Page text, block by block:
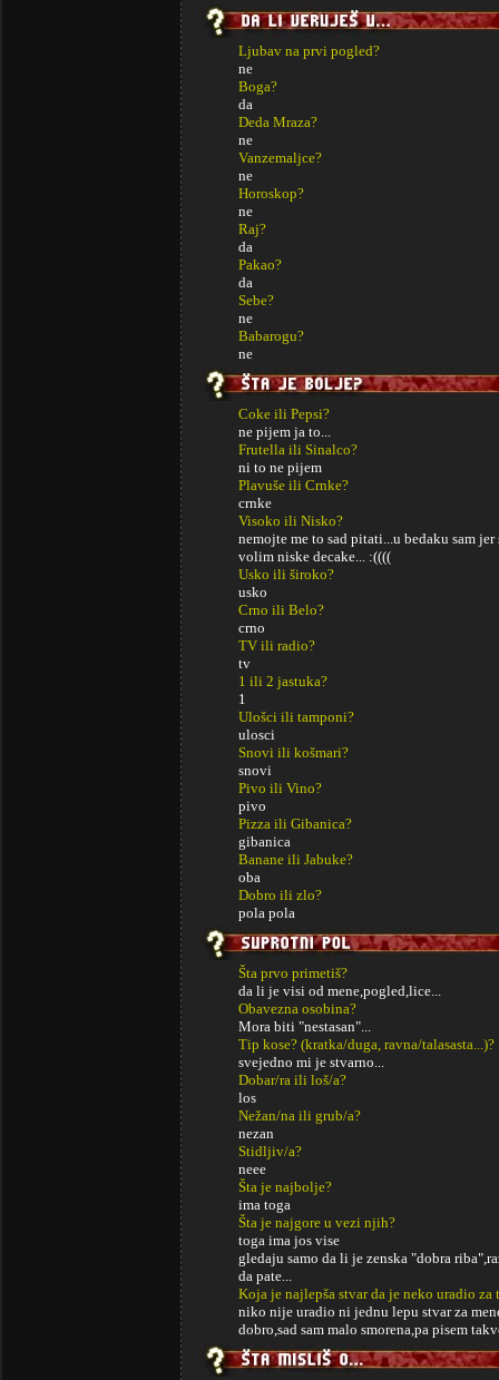
Ljubav na prvi pogled?
ne
Boga?
da
Deda Mraza?
ne
Vanzemaljce?
ne
Horoskop?
ne
Raj?
da
Pakao?
da
Sebe?
ne
Babarogu?
ne
Coke ili Pepsi?
ne pijem ja to...
Frutella ili Sinalco?
ni to ne pijem
Plavuše ili Crnke?
crnke
Visoko ili Nisko?
nemojte me to sad pitati...u bedaku sam
volim niske decake... :((((
Usko ili široko?
usko
Crno ili Belo?
crno
TV ili radio?
tv
1 ili 2 jastuka?
1
Ulošci ili tamponi?
ulosci
Snovi ili košmari?
snovi
Pivo ili Vino?
pivo
Pizza ili Gibanica?
gibanica
Banane ili Jabuke?
oba
Dobro ili zlo?
pola pola
Šta prvo primetiš?
da li je visi od mene,pogled,lice...
Obavezna osobina?
Mora biti "nestasan"...
Tip kose? (kratka/duga, ravna/talasasta...)?
svejedno mi je stvarno...
Dobar/ra ili loš/a?
los
Nežan/na ili grub/a?
nezan
Stidljiv/a?
neee
Šta je najbolje?
ima toga
Šta je najgore u vezi njih?
toga ima jos vise
gledaju samo da li je zenska "dobra
da pate...
Koja je najlepša stvar da je neko uradio za
niko nije uradio ni jednu lepu stvar za
dobro,sad sam malo smorena,pa pisem